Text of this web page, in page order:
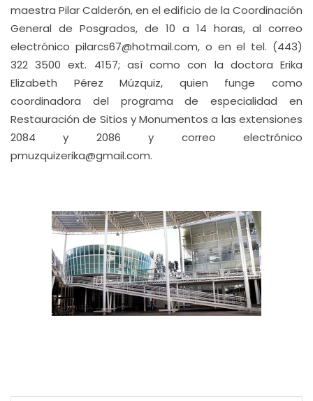
maestra Pilar Calderón, en el edificio de la Coordinación
General de Posgrados, de 10 a 14 horas, al correo
electrónico pilarcs67@hotmail.com, o en el tel. (443)
322 3500 ext. 4157; así como con la doctora Erika
Elizabeth Pérez Múzquiz, quien funge como
coordinadora del programa de especialidad en
Restauración de Sitios y Monumentos a las extensiones
2084 y 2086 y correo electrónico
pmuzquizerika@gmail.com.